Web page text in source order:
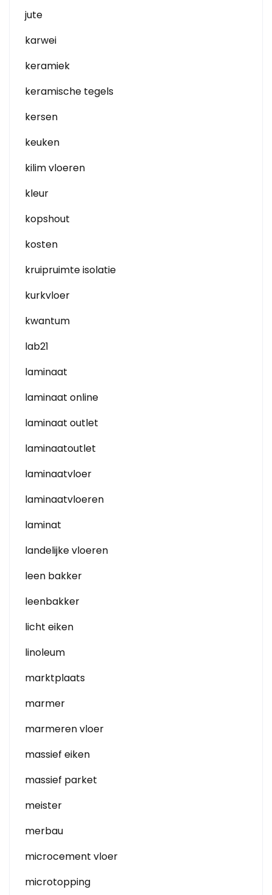
jute
karwei
keramiek
keramische tegels
kersen
keuken
kilim vloeren
kleur
kopshout
kosten
kruipruimte isolatie
kurkvloer
kwantum
lab21
laminaat
laminaat online
laminaat outlet
laminaatoutlet
laminaatvloer
laminaatvloeren
laminat
landelijke vloeren
leen bakker
leenbakker
licht eiken
linoleum
marktplaats
marmer
marmeren vloer
massief eiken
massief parket
meister
merbau
microcement vloer
microtopping